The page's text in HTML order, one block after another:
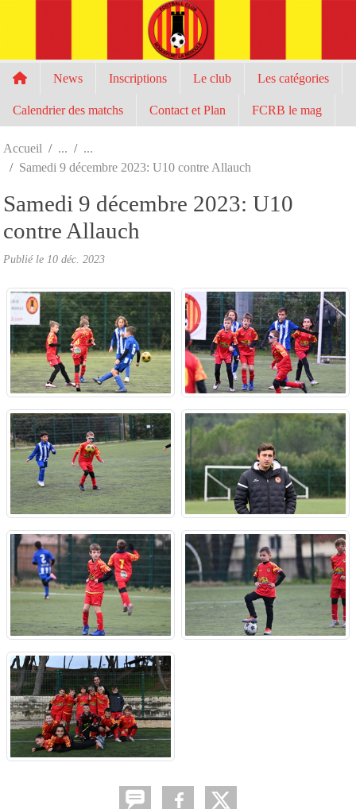
News Inscriptions Le club Les catégories
Calendrier des matchs Contact et Plan FCRB le mag
Accueil
Samedi 9 décembre 2023: U10 contre Allauch
Samedi 9 décembre 2023: U10
contre Allauch
Publié le 10 déc. 2023
Panneau de gestion des cookies